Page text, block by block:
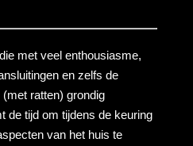
met veel enthousiasme,
en zelfs de
ratten) grondig
de tijd om tijdens de keuring
van het huis te